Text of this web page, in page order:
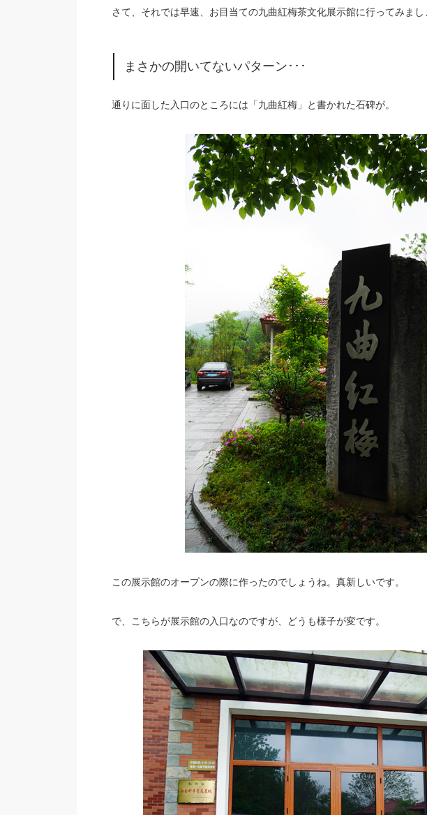
さて、それでは早速、お目当ての九曲紅梅茶文化展示館に行ってみまし
まさかの開いてないパターン･･･
通りに面した入口のところには「九曲紅梅」と書かれた石碑が。
この展示館のオープンの際に作ったのでしょうね。真新しいです。
で、こちらが展示館の入口なのですが、どうも様子が変です。